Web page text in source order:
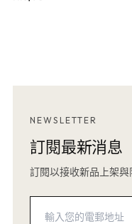
NEWSLETTER
訂閱最新消息
訂閱以接收新品上架與